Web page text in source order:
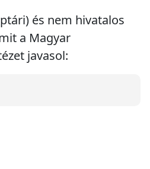
és nem hivatalos
a Magyar
javasol: